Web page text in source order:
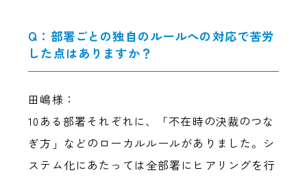
Q：部署ごとの独自のルールへの対応で苦労
した点はありますか？
田嶋様：
10ある部署それぞれに、「不在時の決裁のつな
ぎ方」などのローカルルールがありました。シ
ステム化にあたっては全部署にヒアリングを行